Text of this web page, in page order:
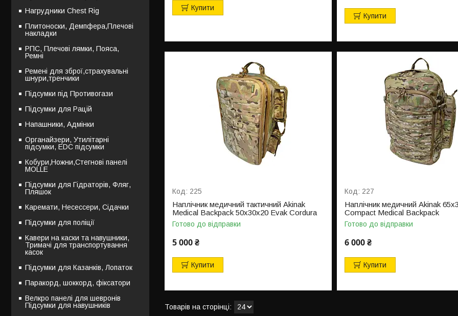
Купити
Купити
225
Наплічник медичний тактичний Akinak
Medical Backpack 50х30х20 Evak Cordura
Готово до відправки
5 000 ₴
Купити
227
Наплічник медичний Akinak
Compact Medical Backpack
Готово до відправки
6 000 ₴
Купити
Нагрудники Chest Rig
Плитоноски, Демпфера,Плечові
накладки
РПС, Плечові лямки, Пояса,
Ремні
Ремені для зброї,страхувальні
шнури,тренчики
Підсумки під Противогази
Підсумки для Рацій
Напашники, Адмінки
Органайзери, Утилітарні
підсумки, EDC підсумки
Кобури,Ножни,Стегнові панелі
MOLLE
Підсумки для Гідраторів, Фляг,
Пляшок
Каремати, Несессери, Сідачки
Підсумки для поліції
Кавери на каски та навушники,
Тримачі для транспортування
касок
Підсумки для Казанків, Лопаток
Паракорд, шоккорд, фіксатори
Велкро панелі для шевронів
Підсумки для навушників